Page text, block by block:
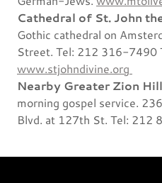
Cathedral of St. John
Gothic cathedral on
Street. Tel: 212 316-
www.stjohndivine.org
Nearby Greater Zion
morning gospel service.
Blvd. at 127th St. Tel: 212